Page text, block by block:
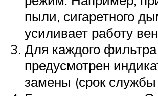
пыли, сигаретного
усиливает работу
Для каждого фильтра
предусмотрен
замены (срок службы